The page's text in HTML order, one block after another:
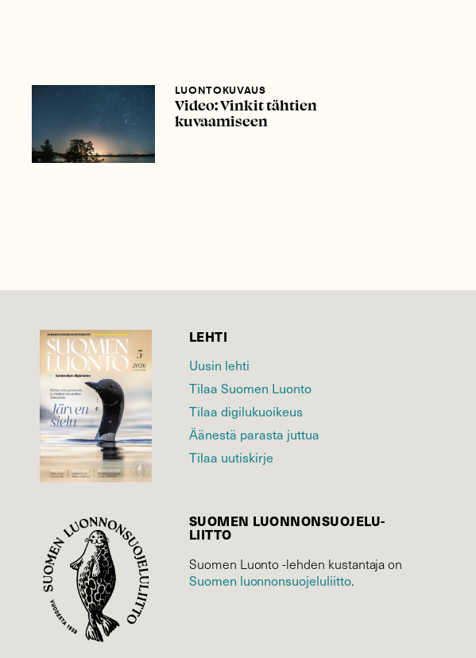
LUONTOKUVAUS
Video: Vinkit tähtien
kuvaamiseen
LEHTI
Uusin lehti
Tilaa Suomen Luonto
Tilaa digilukuoikeus
Äänestä parasta juttua
Tilaa uutiskirje
SUOMEN LUONNON­SUOJELU­
LIITTO
Suomen Luonto -lehden kustantaja on
Suomen luonnonsuojelu­liitto.